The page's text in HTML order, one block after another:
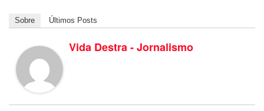
Sobre Últimos Posts
Vida Destra - Jornalismo